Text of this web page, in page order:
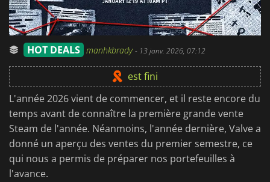
HOT DEALS manhkbrady- 13 janv. 2026, 07:12
est fini
L'année 2026 vient de commencer, et il reste encore du
temps avant de connaître la première grande vente
Steam de l'année. Néanmoins, l'année dernière, Valve a
donné un aperçu des ventes du premier semestre, ce
qui nous a permis de préparer nos portefeuilles à
l'avance.